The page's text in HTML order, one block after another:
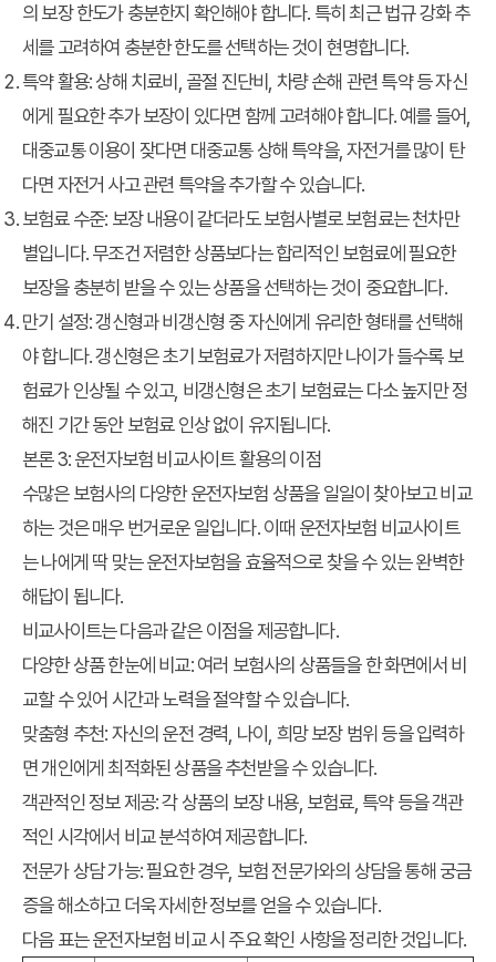
의 보장 한도가 충분한지 확인해야 합니다. 특히 최근 법규 강화 추
세를 고려하여 충분한 한도를 선택하는 것이 현명합니다.
특약 활용:상해 치료비, 골절 진단비, 차량 손해 관련 특약 등 자신
에게 필요한 추가 보장이 있다면 함께 고려해야 합니다. 예를 들어,
대중교통 이용이 잦다면 대중교통 상해 특약을, 자전거를 많이 탄
다면 자전거 사고 관련 특약을 추가할 수 있습니다.
보험료 수준: 보장 내용이 같더라도 보험사별로 보험료는 천차만
별입니다. 무조건 저렴한 상품보다는 합리적인 보험료에 필요한
보장을 충분히 받을 수 있는 상품을 선택하는 것이 중요합니다.
만기 설정:갱신형과 비갱신형 중 자신에게 유리한 형태를 선택해
야 합니다. 갱신형은 초기 보험료가 저렴하지만 나이가 들수록 보
험료가 인상될 수 있고, 비갱신형은 초기 보험료는 다소 높지만 정
해진 기간 동안 보험료 인상 없이 유지됩니다.
본론 3: 운전자보험 비교사이트 활용의 이점
수많은 보험사의 다양한 운전자보험 상품을 일일이 찾아보고 비교
하는 것은 매우 번거로운 일입니다. 이때 운전자보험 비교사이트
는 나에게 딱 맞는 운전자보험을 효율적으로 찾을 수 있는 완벽한
해답이 됩니다.
비교사이트는 다음과 같은 이점을 제공합니다.
다양한 상품 한눈에 비교:여러 보험사의 상품들을 한 화면에서 비
교할 수 있어 시간과 노력을 절약할 수 있습니다.
맞춤형 추천:자신의 운전 경력, 나이, 희망 보장 범위 등을 입력하
면 개인에게 최적화된 상품을 추천받을 수 있습니다.
객관적인 정보 제공:각 상품의 보장 내용, 보험료, 특약 등을 객관
적인 시각에서 비교 분석하여 제공합니다.
전문가 상담 가능:필요한 경우, 보험 전문가와의 상담을 통해 궁금
증을 해소하고 더욱 자세한 정보를 얻을 수 있습니다.
다음 표는 운전자보험 비교 시 주요 확인 사항을 정리한 것입니다.